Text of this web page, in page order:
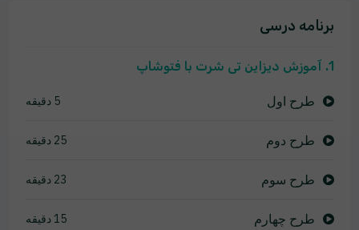
برنامه درسی
1. آموزش دیزاین تی شرت با فتوشاپ
طرح اول 5 دقیقه
طرح دوم 25 دقیقه
طرح سوم 23 دقیقه
طرح چهارم 15 دقیقه